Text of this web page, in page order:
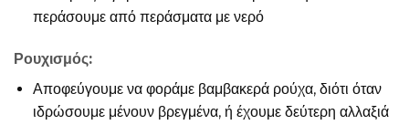
περάσουμε από περάσματα με νερό
Ρουχισμός:
Αποφεύγουμε να φοράμε βαμβακερά ρούχα, διότι όταν
ιδρώσουμε μένουν βρεγμένα, ή έχουμε δεύτερη αλλαξιά